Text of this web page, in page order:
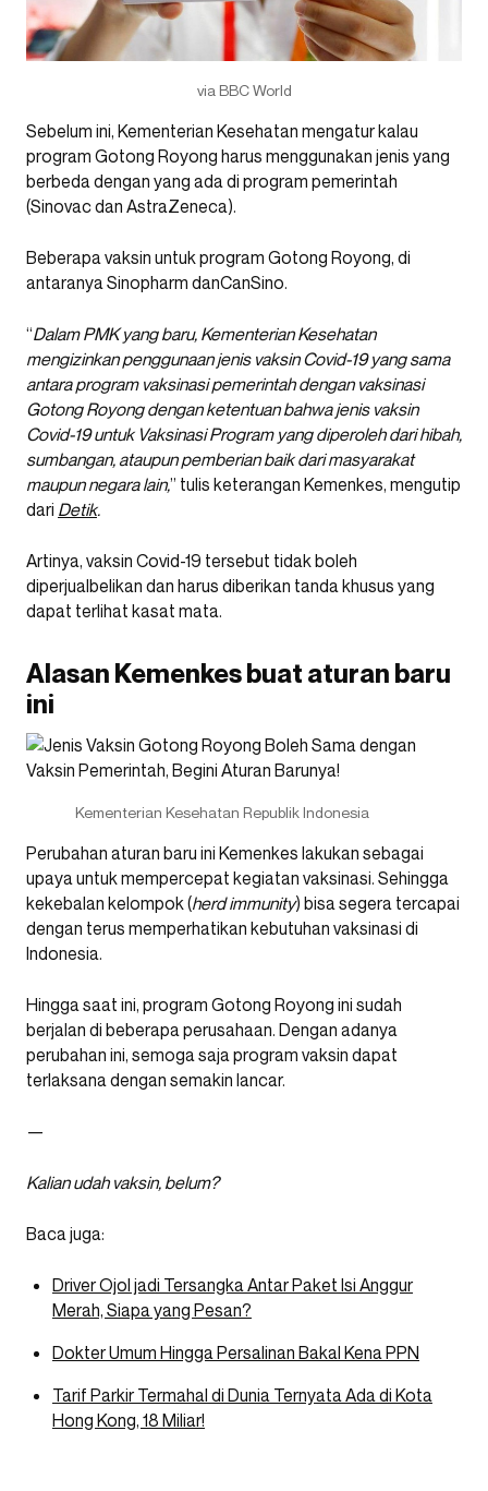
via BBC World
Sebelum ini, Kementerian Kesehatan mengatur kalau
program Gotong Royong harus menggunakan jenis yang
berbeda dengan yang ada di program pemerintah
(Sinovac dan AstraZeneca).
Beberapa vaksin untuk program Gotong Royong, di
antaranya Sinopharm danCanSino.
“Dalam PMK yang baru, Kementerian Kesehatan
mengizinkan penggunaan jenis vaksin Covid-19 yang sama
antara program vaksinasi pemerintah dengan vaksinasi
Gotong Royong dengan ketentuan bahwa jenis vaksin
Covid-19 untuk Vaksinasi Program yang diperoleh dari hibah,
sumbangan, ataupun pemberian baik dari masyarakat
maupun negara lain,” tulis keterangan Kemenkes, mengutip
dari Detik.
Artinya, vaksin Covid-19 tersebut tidak boleh
diperjualbelikan dan harus diberikan tanda khusus yang
dapat terlihat kasat mata.
Alasan Kemenkes buat aturan baru
ini
Kementerian Kesehatan Republik Indonesia
Perubahan aturan baru ini Kemenkes lakukan sebagai
upaya untuk mempercepat kegiatan vaksinasi. Sehingga
kekebalan kelompok (herd immunity) bisa segera tercapai
dengan terus memperhatikan kebutuhan vaksinasi di
Indonesia.
Hingga saat ini, program Gotong Royong ini sudah
berjalan di beberapa perusahaan. Dengan adanya
perubahan ini, semoga saja program vaksin dapat
terlaksana dengan semakin lancar.
—
Kalian udah vaksin, belum?
Baca juga:
Driver Ojol jadi Tersangka Antar Paket Isi Anggur
Merah, Siapa yang Pesan?
Dokter Umum Hingga Persalinan Bakal Kena PPN
Tarif Parkir Termahal di Dunia Ternyata Ada di Kota
Hong Kong, 18 Miliar!